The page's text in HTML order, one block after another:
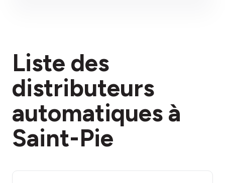
section des frais
Liste des
distributeurs
automatiques à
Saint-Pie